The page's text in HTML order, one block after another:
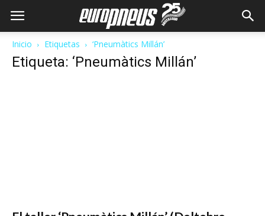
Inicio Etiquetas ‘Pneumàtics Millán’
Etiqueta: ‘Pneumàtics Millán’